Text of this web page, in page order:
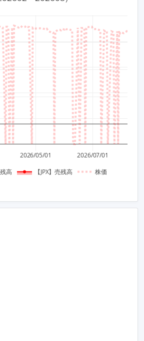
2026/05/01 2026/07/01
残高 【JPX】売残高 株価